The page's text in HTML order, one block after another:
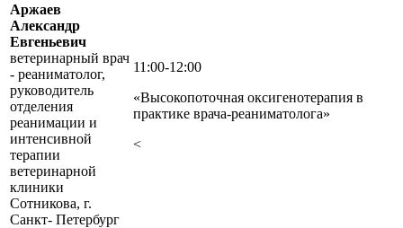
Аржаев
Александр
Евгеньевич
ветеринарный врач
- реаниматолог,
руководитель
отделения
реанимации и
интенсивной
терапии
ветеринарной
клиники
Сотникова, г.
Санкт- Петербург
11:00-12:00
«Высокопоточная оксигенотерапия в
практике врача-реаниматолога»
<